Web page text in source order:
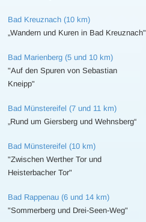
Bad Kreuznach (10 km)
„Wandern und Kuren in Bad Kreuznach"
Bad Marienberg (5 und 10 km)
"Auf den Spuren von Sebastian
Kneipp"
Bad Münstereifel (7 und 11 km)
„Rund um Giersberg und Wehnsberg“
Bad Münstereifel (10 km)
"Zwischen Werther Tor und
Heisterbacher Tor"
Bad Rappenau (6 und 14 km)
"Sommerberg und Drei-Seen-Weg"